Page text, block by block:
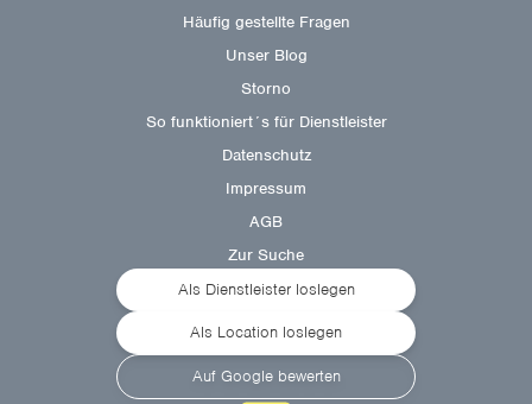
Häufig gestellte Fragen
Unser Blog
Storno
So funktioniert´s für Dienstleister
Datenschutz
Impressum
AGB
Zur Suche
Als Dienstleister loslegen
Als Location loslegen
Auf Google bewerten